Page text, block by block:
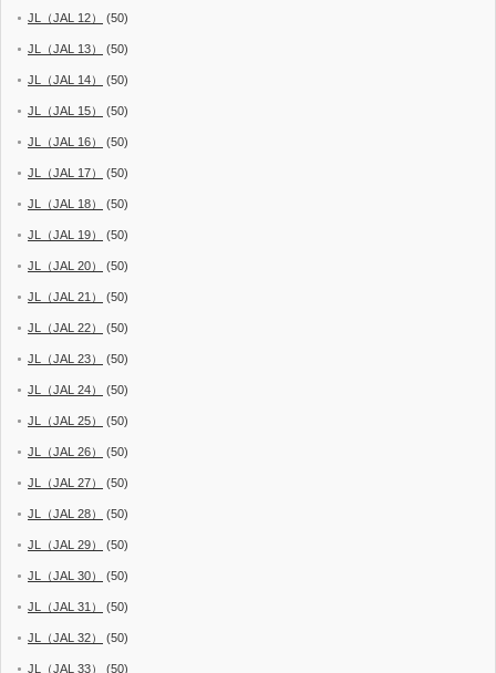
JL（JAL 12） (50)
JL（JAL 13） (50)
JL（JAL 14） (50)
JL（JAL 15） (50)
JL（JAL 16） (50)
JL（JAL 17） (50)
JL（JAL 18） (50)
JL（JAL 19） (50)
JL（JAL 20） (50)
JL（JAL 21） (50)
JL（JAL 22） (50)
JL（JAL 23） (50)
JL（JAL 24） (50)
JL（JAL 25） (50)
JL（JAL 26） (50)
JL（JAL 27） (50)
JL（JAL 28） (50)
JL（JAL 29） (50)
JL（JAL 30） (50)
JL（JAL 31） (50)
JL（JAL 32） (50)
JL（JAL 33） (50)